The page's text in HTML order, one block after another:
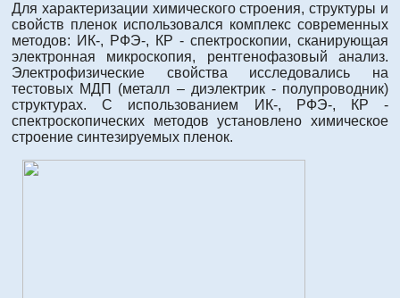
Для характеризации химического строения, структуры и
свойств пленок использовался комплекс современных
методов: ИК-, РФЭ-, КР - спектроскопии, сканирующая
электронная микроскопия, рентгенофазовый анализ.
Электрофизические свойства исследовались на
тестовых МДП (металл – диэлектрик - полупроводник)
структурах. С использованием ИК-, РФЭ-, КР -
спектроскопических методов установлено химическое
строение синтезируемых пленок.